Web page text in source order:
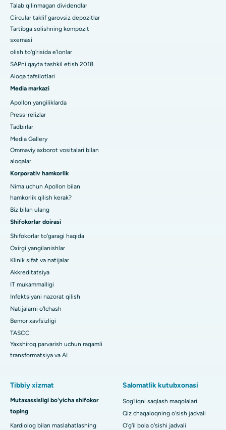
Talab qilinmagan dividendlar
Circular taklif garovsiz depozitlar
Tartibga solishning kompozit
sxemasi
olish to'g'risida e'lonlar
SAPni qayta tashkil etish 2018
Aloqa tafsilotlari
Media markazi
Apollon yangiliklarda
Press-relizlar
Tadbirlar
Media Gallery
Ommaviy axborot vositalari bilan
aloqalar
Korporativ hamkorlik
Nima uchun Apollon bilan
hamkorlik qilish kerak?
Biz bilan ulang
Shifokorlar doirasi
Shifokorlar to'garagi haqida
Oxirgi yangilanishlar
Klinik sifat va natijalar
Akkreditatsiya
IT mukammalligi
Infektsiyani nazorat qilish
Natijalarni o'lchash
Bemor xavfsizligi
TASCC
Yaxshiroq parvarish uchun raqamli
transformatsiya va AI
Tibbiy xizmat
Mutaxassisligi bo'yicha shifokor
toping
Kardiolog bilan maslahatlashing
Salomatlik kutubxonasi
Sog'liqni saqlash maqolalari
Qiz chaqaloqning o'sish jadvali
O'g'il bola o'sishi jadvali